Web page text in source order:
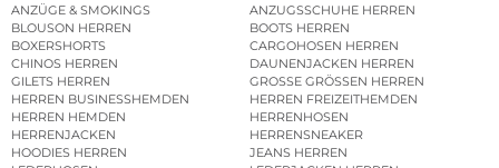
ANZÜGE & SMOKINGS
ANZUGSSCHUHE HERREN
BLOUSON HERREN
BOOTS HERREN
BOXERSHORTS
CARGOHOSEN HERREN
CHINOS HERREN
DAUNENJACKEN HERREN
GILETS HERREN
GROSSE GRÖSSEN HERREN
HERREN BUSINESSHEMDEN
HERREN FREIZEITHEMDEN
HERREN HEMDEN
HERRENHOSEN
HERRENJACKEN
HERRENSNEAKER
HOODIES HERREN
JEANS HERREN